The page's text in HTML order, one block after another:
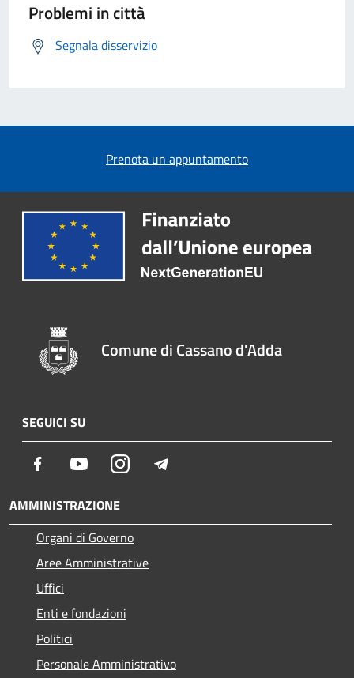
Problemi in città
Segnala disservizio
Prenota un appuntamento
Comune di Cassano d'Adda
SEGUICI SU
Facebook YoutubeInstagram
AMMINISTRAZIONE
Organi di Governo
Aree Amministrative
Uffici
Enti e fondazioni
Politici
Personale Amministrativo